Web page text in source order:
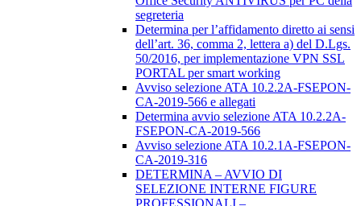
segreteria
Determina per l’affidamento diretto ai sensi
dell’art. 36, comma 2, lettera a) del D.Lgs.
50/2016, per implementazione VPN SSL
PORTAL per smart working
Avviso selezione ATA 10.2.2A-FSEPON-
CA-2019-566 e allegati
Determina avvio selezione ATA 10.2.2A-
FSEPON-CA-2019-566
Avviso selezione ATA 10.2.1A-FSEPON-
CA-2019-316
DETERMINA – AVVIO DI
SELEZIONE INTERNE FIGURE